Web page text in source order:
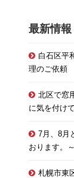
最新情報
白石区平
理のご依頼
北区で窓
に気を付けて
7月、8月
おります。
札幌市東